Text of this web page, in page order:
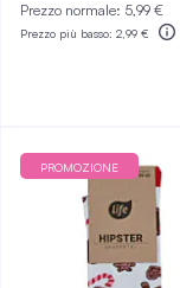
Prezzo normale: 5,99 €
Prezzo più basso: 2,99 €
PROMOZIONE